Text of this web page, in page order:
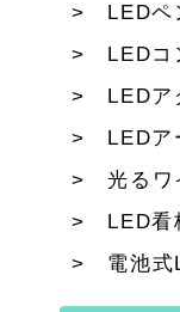
LEDペ
LEDコ
LEDア
LEDア
光るワ
LED看
電池式